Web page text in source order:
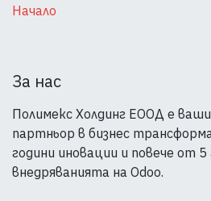
Начало
За нас
Полимекс Холдинг ЕООД е
партньор в бизнес
години иновации и повече от
внедряванията на Odoo.